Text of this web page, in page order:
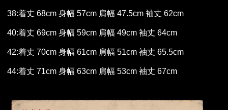
38:着丈 68cm 身幅 57cm 肩幅 47.5cm 袖丈 62cm
40:着丈 69cm 身幅 59cm 肩幅 49cm 袖丈 64cm
42:着丈 70cm 身幅 61cm 肩幅 51cm 袖丈 65.5cm
44:着丈 71cm 身幅 63cm 肩幅 53cm 袖丈 67cm